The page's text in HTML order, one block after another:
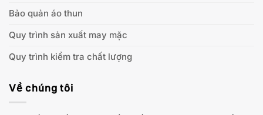
Bảo quản áo thun
Quy trình sản xuất may mặc
Quy trình kiểm tra chất lượng
Về chúng tôi